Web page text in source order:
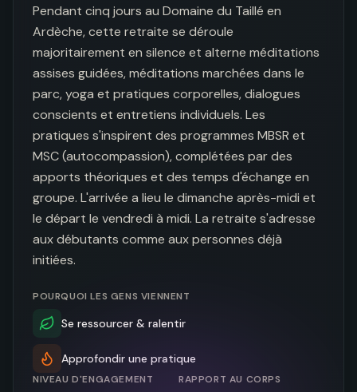
Pendant cinq jours au Domaine du Taillé en
Ardèche, cette retraite se déroule
majoritairement en silence et alterne méditations
assises guidées, méditations marchées dans le
parc, yoga et pratiques corporelles, dialogues
conscients et entretiens individuels. Les
pratiques s'inspirent des programmes MBSR et
MSC (autocompassion), complétées par des
apports théoriques et des temps d'échange en
groupe. L'arrivée a lieu le dimanche après-midi et
le départ le vendredi à midi. La retraite s'adresse
aux débutants comme aux personnes déjà
initiées.
POURQUOI LES GENS VIENNENT
Se ressourcer & ralentir
Approfondir une pratique
NIVEAU D'ENGAGEMENT RAPPORT AU CORPS